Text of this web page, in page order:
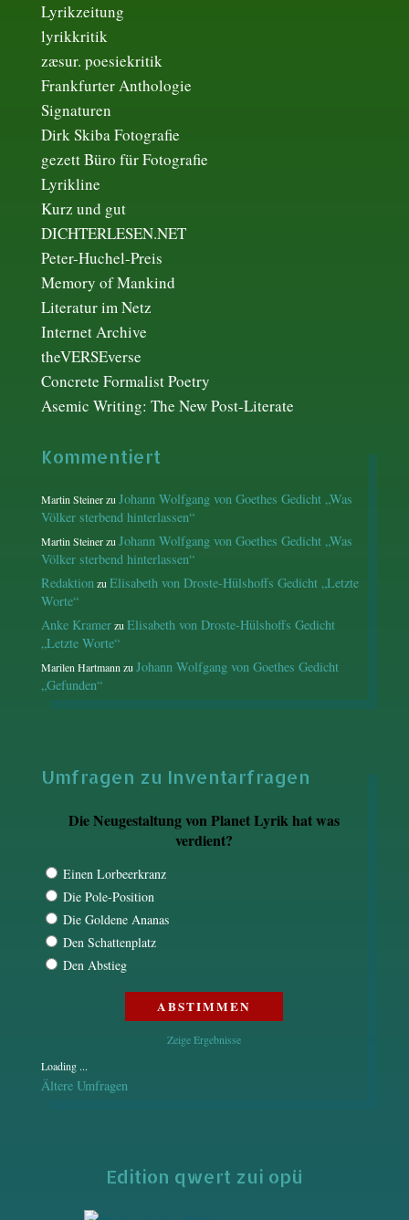
Lyrikzeitung
lyrikkritik
zæsur. poesiekritik
Frankfurter Anthologie
Signaturen
Dirk Skiba Fotografie
gezett Büro für Fotografie
Lyrikline
Kurz und gut
DICHTERLESEN.NET
Peter-Huchel-Preis
Memory of Mankind
Literatur im Netz
Internet Archive
theVERSEverse
Concrete Formalist Poetry
Asemic Writing: The New Post-Literate
Kommentiert
Martin SteinerzuJohann Wolfgang von Goethes Gedicht „Was
Völker sterbend hinterlassen“
Martin SteinerzuJohann Wolfgang von Goethes Gedicht „Was
Völker sterbend hinterlassen“
RedaktionzuElisabeth von Droste-Hülshoffs Gedicht „Letzte
Worte“
Anke KramerzuElisabeth von Droste-Hülshoffs Gedicht
„Letzte Worte“
Marilen HartmannzuJohann Wolfgang von Goethes Gedicht
„Gefunden“
Umfragen zu Inventarfragen
Die Neugestaltung von Planet Lyrik hat was
verdient?
Einen Lorbeerkranz
Die Pole-Position
Die Goldene Ananas
Den Schattenplatz
Den Abstieg
Zeige Ergebnisse
Loading ...
Ältere Umfragen
Edition qwert zui opü